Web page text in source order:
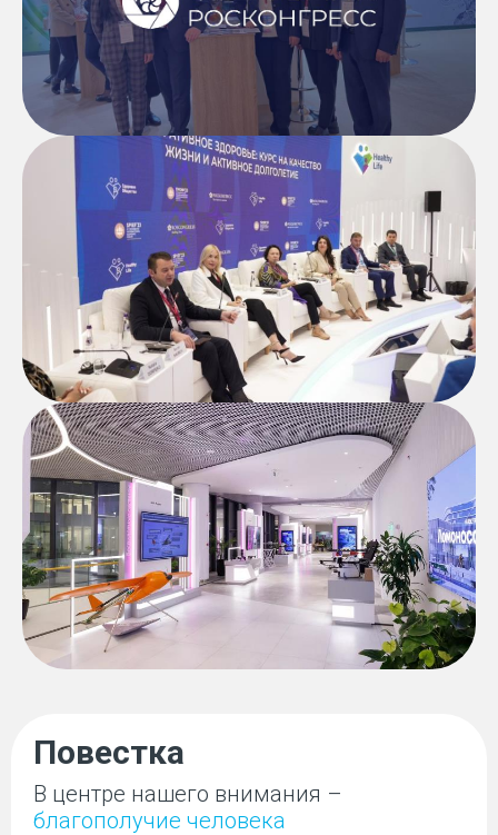
Повестка
В центре нашего внимания –
благополучие человека